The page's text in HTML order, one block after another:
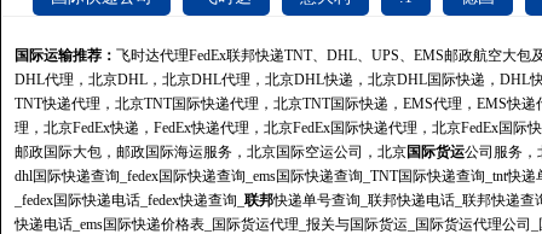
国际运输推荐： 飞时达代理FedEx联邦快递TNT、DHL、UPS、EMS邮政航空大包
DHL代理，北京DHL，北京DHL代理，北京DHL快递，北京DHL国际快递，DHL
TNT快递代理，北京TNT国际快递代理，北京TNT国际快递， EMS代理，EMS快递
理，北京FedEx快递，FedEx快递代理，北京FedEx国际快递代理，北京FedEx国
邮政国际大包，邮政国际海运服务，北京国际空运公司，北京国际货运公司服务，
dhl国际快递查询_fedex国际快递查询_ems国际快递查询_TNT国际快递查询_tnt快
_fedex国际快递电话_fedex快递查询_ 联邦快递单号查询_联邦快递电话_联邦快递查
快递电话_ems国际快递价格表_国际货运代理_报关与国际货运_国际货运代理公